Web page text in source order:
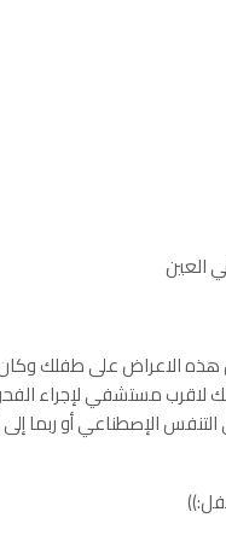
العين
الاعراض على طفلك
لاقرب مستشفي لإجراء
الإصطناعي أو ربما